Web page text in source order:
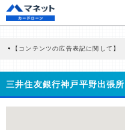
【コンテンツの広告表記に関して】
商品を根拠なくPRするものではなく
どに基づき、公平性を担保した情報提
>提携企業一覧
三井住友銀行神戸平野出張